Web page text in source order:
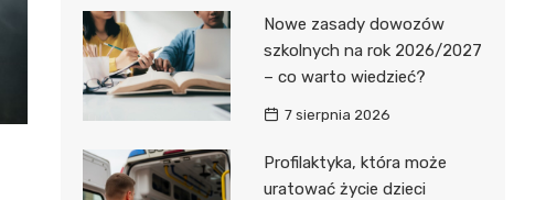
Nowe zasady dowozów
szkolnych na rok 2026/2027
– co warto wiedzieć?
7 sierpnia 2026
Profilaktyka, która może
uratować życie dzieci